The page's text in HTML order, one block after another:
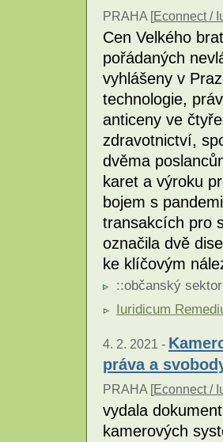
PRAHA [Econnect /
Cen Velkého
pořádaných
vyhlášeny v
technologie,
anticeny ve
zdravotnictví,
dvěma
karet a výroku
bojem s
transakcích pro
označila dvě
ke klíčovým
::občanský sektor
Iuridicum
4. 2. 2021 -
práva a
PRAHA [Econnect /
vydala
kamerových